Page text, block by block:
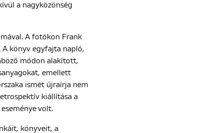
a nagyközönség
A fotókon Frank
könyv egyfajta napló,
módon alakított,
emellett
ismét újraírja nem
kiállítása a
volt.
könyveit, a